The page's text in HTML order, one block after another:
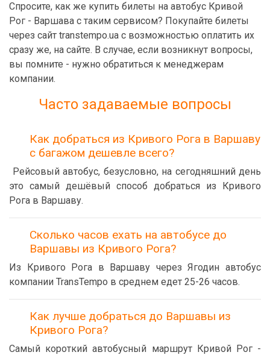
Спросите, как же купить билеты на автобус Кривой
Рог - Варшава с таким сервисом? Покупайте билеты
через сайт transtempo.ua с возможностью оплатить их
сразу же, на сайте. В случае, если возникнут вопросы,
вы помните - нужно обратиться к менеджерам
компании.
Часто задаваемые вопросы
Как добраться из Кривого Рога в Варшаву
с багажом дешевле всего?
Рейсовый автобус, безусловно, на сегодняшний день
это самый дешёвый способ добраться из Кривого
Рога в Варшаву.
Сколько часов ехать на автобусе до
Варшавы из Кривого Рога?
Из Кривого Рога в Варшаву через Ягодин автобус
компании TransTempo в среднем едет 25-26 часов.
Как лучше добраться до Варшавы из
Кривого Рога?
Самый короткий автобусный маршрут Кривой Рог -